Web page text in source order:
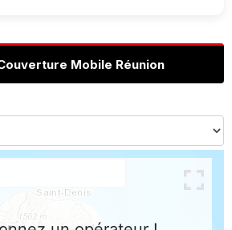
Mobile Réunion